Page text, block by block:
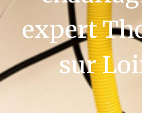
expert
sur